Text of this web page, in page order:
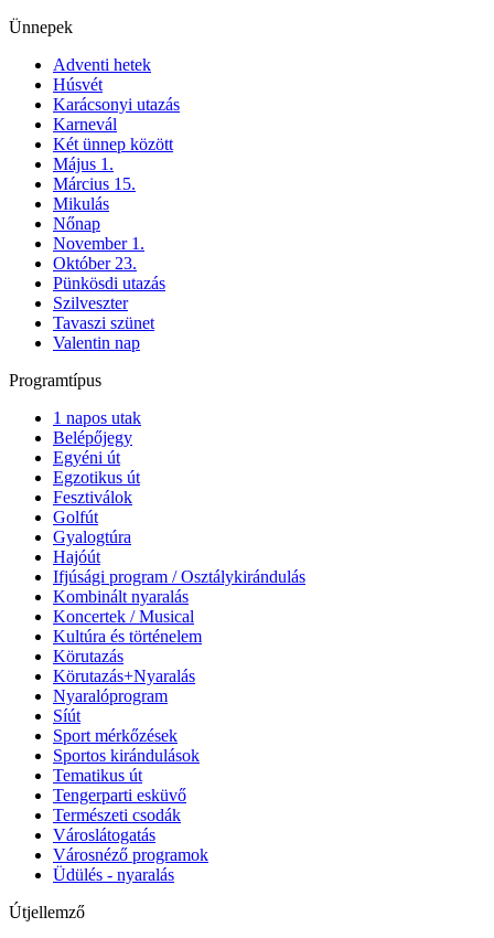
Ünnepek
Adventi hetek
Húsvét
Karácsonyi utazás
Karnevál
Két ünnep között
Május 1.
Március 15.
Mikulás
Nőnap
November 1.
Október 23.
Pünkösdi utazás
Szilveszter
Tavaszi szünet
Valentin nap
Programtípus
1 napos utak
Belépőjegy
Egyéni út
Egzotikus út
Fesztiválok
Golfút
Gyalogtúra
Hajóút
Ifjúsági program / Osztálykirándulás
Kombinált nyaralás
Koncertek / Musical
Kultúra és történelem
Körutazás
Körutazás+Nyaralás
Nyaralóprogram
Síút
Sport mérkőzések
Sportos kirándulások
Tematikus út
Tengerparti esküvő
Természeti csodák
Városlátogatás
Városnéző programok
Üdülés - nyaralás
Útjellemző